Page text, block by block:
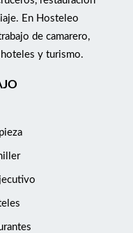
En Hosteleo
de camarero,
y turismo.